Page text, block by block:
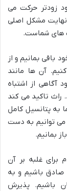
زودتر حرکت می
نهایت مشکل اصلی
های شماست.
باقی بمانیم و از
آن ها مانند
آگاهی از اشتباه
تاکید می کند
به پتانسیل کامل
توانیم به دست
بمانیم.
برای غلبه بر آن
صادق باشیم و به
باشیم. پذیرش